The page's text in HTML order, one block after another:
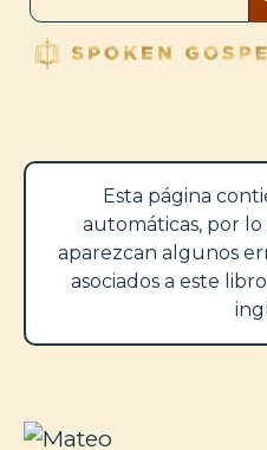
Esta página
automáticas, por
aparezcan algunos
asociados a este